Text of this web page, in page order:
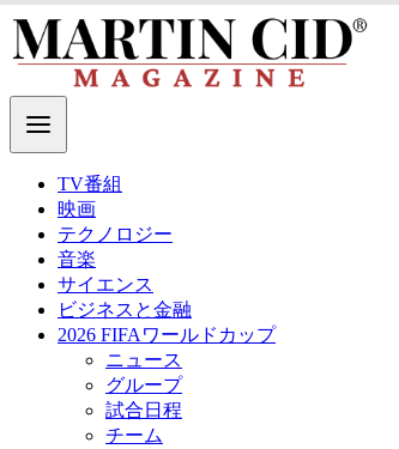
TV番組
映画
テクノロジー
音楽
サイエンス
ビジネスと金融
2026 FIFAワールドカップ
ニュース
グループ
試合日程
チーム